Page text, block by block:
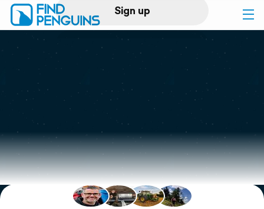
Sign up
Log in
Print a book
Flyover video
Explore